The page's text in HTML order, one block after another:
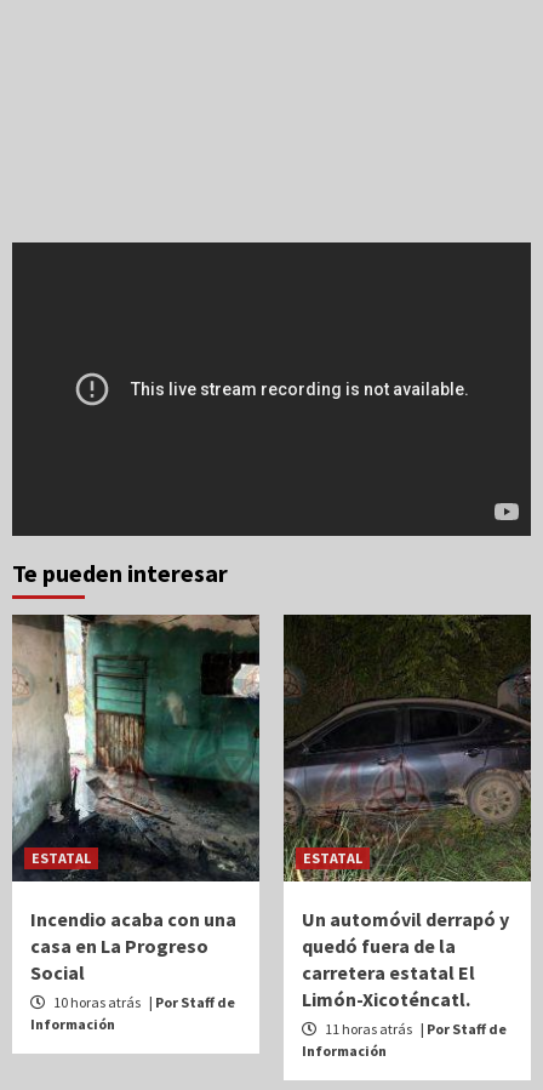
Te pueden interesar
ESTATAL
Incendio acaba con una
casa en La Progreso
Social
10 horas atrás | Por Staff de
Información
ESTATAL
Un automóvil derrapó y
quedó fuera de la
carretera estatal El
Limón-Xicoténcatl.
11 horas atrás | Por Staff de
Información